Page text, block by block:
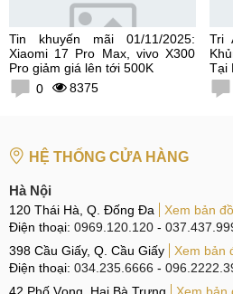
Tin khuyến mãi 01/11/2025:
Xiaomi 17 Pro Max, vivo X300
Pro giảm giá lên tới 500K
0
8375
Tri
Tại
HỆ THỐNG CỬA HÀNG
Hà Nội
120 Thái Hà, Q. Đống Đa
Xem bản đồ
Điện thoại: 0969.120.120 -
398 Cầu Giấy, Q. Cầu Giấy
Xem bản
Điện thoại: 034.235.6666 -
42 Phố Vọng, Hai Bà Trưng
Xem bản